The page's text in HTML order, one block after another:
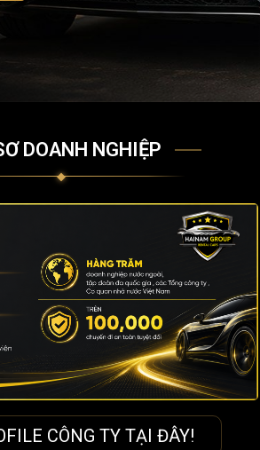
DOANH NGHIỆP
CÔNG TY TẠI ĐÂY!